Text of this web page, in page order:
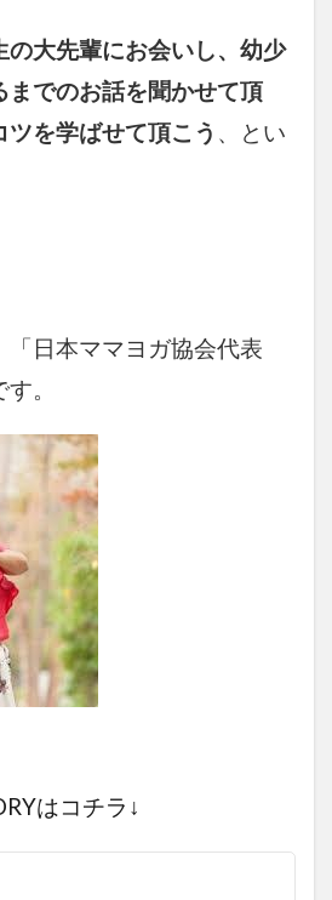
の大先輩にお会いし、幼少
までのお話を聞かせて頂
ツを学ばせて頂こう 、とい
「日本ママヨガ協会代表
す。
はコチラ↓